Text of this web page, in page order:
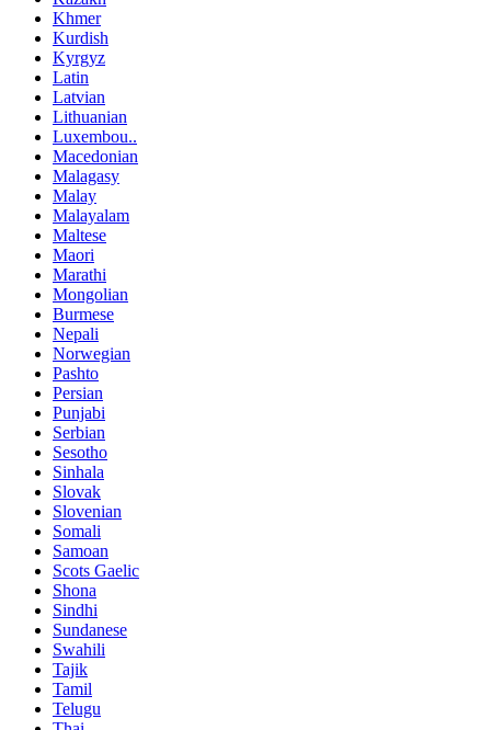
Khmer
Kurdish
Kyrgyz
Latin
Latvian
Lithuanian
Luxembou..
Macedonian
Malagasy
Malay
Malayalam
Maltese
Maori
Marathi
Mongolian
Burmese
Nepali
Norwegian
Pashto
Persian
Punjabi
Serbian
Sesotho
Sinhala
Slovak
Slovenian
Somali
Samoan
Scots Gaelic
Shona
Sindhi
Sundanese
Swahili
Tajik
Tamil
Telugu